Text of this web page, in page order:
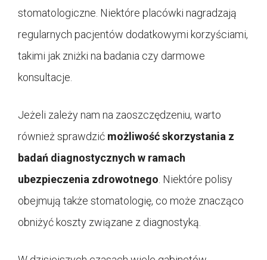
stomatologiczne. Niektóre placówki nagradzają
regularnych pacjentów dodatkowymi korzyściami,
takimi jak zniżki na badania czy darmowe
konsultacje.
Jeżeli zależy nam na zaoszczędzeniu, warto
również sprawdzić możliwość skorzystania z
badań diagnostycznych w ramach
ubezpieczenia zdrowotnego . Niektóre polisy
obejmują także stomatologię, co może znacząco
obniżyć koszty związane z diagnostyką.